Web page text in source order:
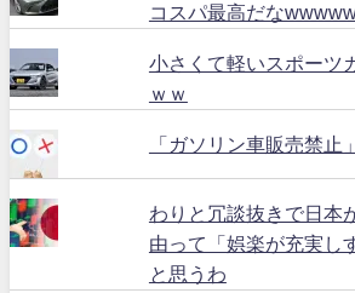
コスパ最高だな
小さくて軽いスポーツ
ｗｗ
「ガソリン車販売禁
わりと冗談抜きで日本
由って「娯楽が充実し
と思うわ